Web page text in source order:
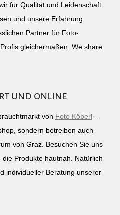
für Qualität und Leidenschaft
und unsere Erfahrung
Partner für Foto-
gleichermaßen. We share
und online
von Foto Köberl –
sondern betreiben auch
von Graz. Besuchen Sie uns
Produkte hautnah. Natürlich
individueller Beratung unserer